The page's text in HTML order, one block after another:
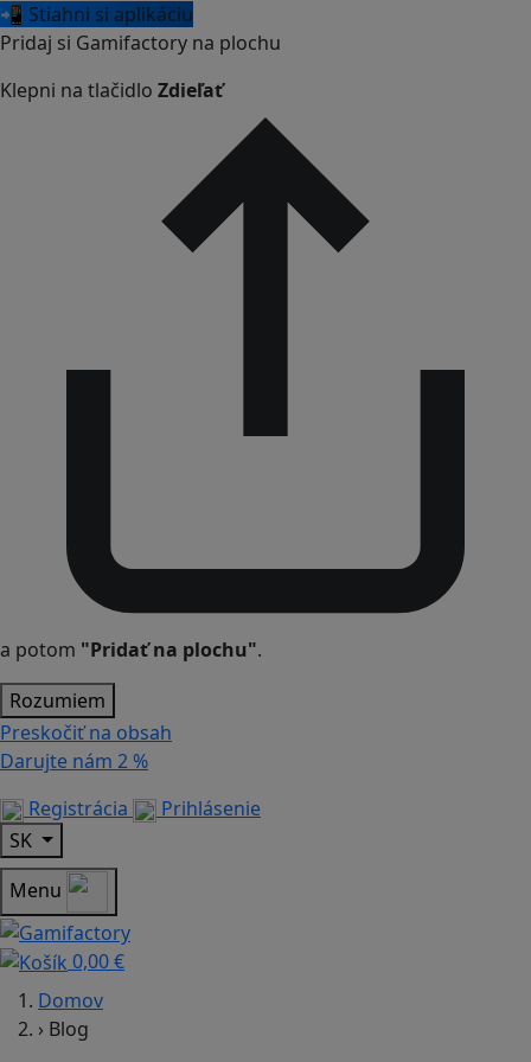
📲 Stiahni si aplikáciu
Pridaj si Gamifactory na plochu
Klepni na tlačidlo Zdieľať
a potom "Pridať na plochu".
Rozumiem
Preskočiť na obsah
Darujte nám 2 %
Registrácia
Prihlásenie
SK
Menu
0,00 €
Domov
› Blog